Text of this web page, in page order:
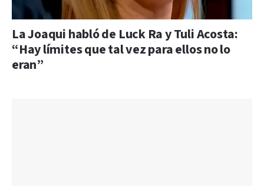
La Joaqui habló de Luck Ra y Tuli Acosta:
“Hay límites que tal vez para ellos no lo
eran”